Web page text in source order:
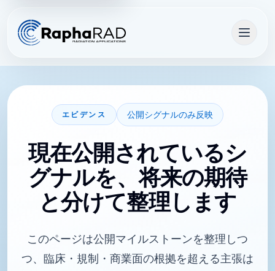
エビデンス 公開シグナルのみ反映
現在公開されているシ
グナルを、将来の期待
と分けて整理します
このページは公開マイルストーンを整理しつ
つ、臨床・規制・商業面の根拠を超える主張は